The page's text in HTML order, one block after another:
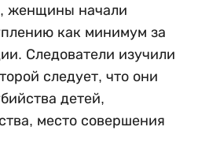
женщины начали
как минимум за
Следователи изучили
следует, что они
детей,
место совершения